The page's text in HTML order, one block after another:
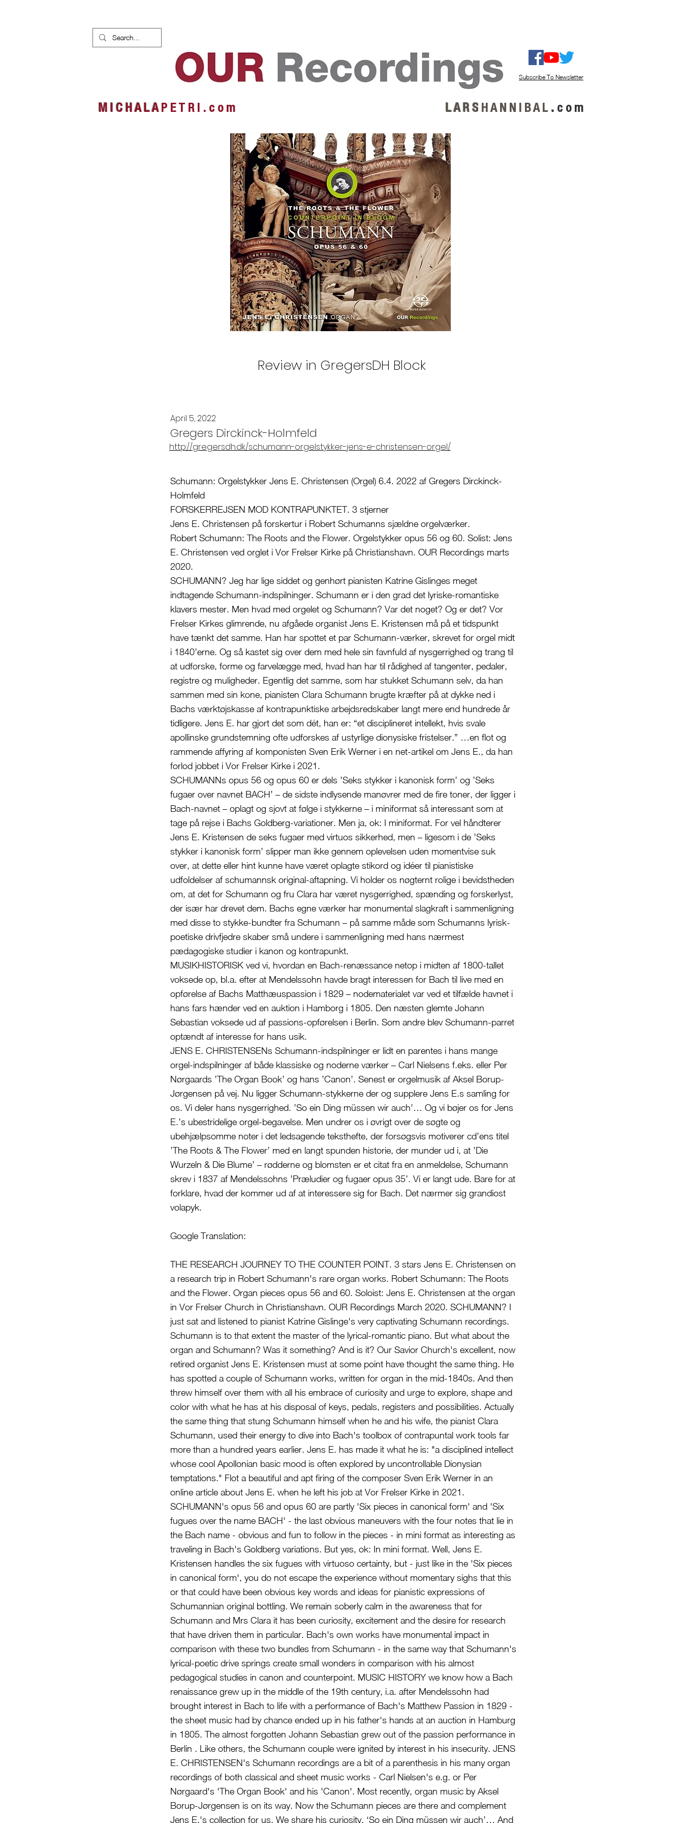
Subscribe To Newsletter
M I C H A L AP E T R I . c o m L A R S H A N N I B A L . c o m
Review in GregersDH Block
April 5, 2022
Gregers Dirckinck-Holmfeld
http://gregersdh.dk/schumann-orgelstykker-jens-e-christensen-orgel/
Schumann: Orgelstykker Jens E. Christensen (Orgel) 6.4. 2022 af Gregers Dirckinck-
Holmfeld
FORSKERREJSEN MOD KONTRAPUNKTET. 3 stjerner
Jens E. Christensen på forskertur i Robert Schumanns sjældne orgelværker.
Robert Schumann: The Roots and the Flower. Orgelstykker opus 56 og 60. Solist: Jens
E. Christensen ved orglet i Vor Frelser Kirke på Christianshavn. OUR Recordings marts
2020.
SCHUMANN? Jeg har lige siddet og genhørt pianisten Katrine Gislinges meget
indtagende Schumann-indspilninger. Schumann er i den grad det lyriske-romantiske
klavers mester. Men hvad med orgelet og Schumann? Var det noget? Og er det? Vor
Frelser Kirkes glimrende, nu afgåede organist Jens E. Kristensen må på et tidspunkt
have tænkt det samme. Han har spottet et par Schumann-værker, skrevet for orgel midt
i 1840’erne. Og så kastet sig over dem med hele sin favnfuld af nysgerrighed og trang til
at udforske, forme og farvelægge med, hvad han har til rådighed af tangenter, pedaler,
registre og muligheder. Egentlig det samme, som har stukket Schumann selv, da han
sammen med sin kone, pianisten Clara Schumann brugte kræfter på at dykke ned i
Bachs værktøjskasse af kontrapunktiske arbejdsredskaber langt mere end hundrede år
tidligere. Jens E. har gjort det som dét, han er: “et disciplineret intellekt, hvis svale
apollinske grundstemning ofte udforskes af ustyrlige dionysiske fristelser.” …en flot og
rammende affyring af komponisten Sven Erik Werner i en net-artikel om Jens E., da han
forlod jobbet i Vor Frelser Kirke i 2021.
SCHUMANNs opus 56 og opus 60 er dels ’Seks stykker i kanonisk form’ og ’Seks
fugaer over navnet BACH’ – de sidste indlysende manøvrer med de fire toner, der ligger i
Bach-navnet – oplagt og sjovt at følge i stykkerne – i miniformat så interessant som at
tage på rejse i Bachs Goldberg-variationer. Men ja, ok: I miniformat. For vel håndterer
Jens E. Kristensen de seks fugaer med virtuos sikkerhed, men – ligesom i de ’Seks
stykker i kanonisk form’ slipper man ikke gennem oplevelsen uden momentvise suk
over, at dette eller hint kunne have været oplagte stikord og idéer til pianistiske
udfoldelser af schumannsk original-aftapning. Vi holder os nøgternt rolige i bevidstheden
om, at det for Schumann og fru Clara har været nysgerrighed, spænding og forskerlyst,
der især har drevet dem. Bachs egne værker har monumental slagkraft i sammenligning
med disse to stykke-bundter fra Schumann – på samme måde som Schumanns lyrisk-
poetiske drivfjedre skaber små undere i sammenligning med hans nærmest
pædagogiske studier i kanon og kontrapunkt.
MUSIKHISTORISK ved vi, hvordan en Bach-renæssance netop i midten af 1800-tallet
voksede op, bl.a. efter at Mendelssohn havde bragt interessen for Bach til live med en
opførelse af Bachs Matthæuspassion i 1829 – nodematerialet var ved et tilfælde havnet i
hans fars hænder ved en auktion i Hamborg i 1805. Den næsten glemte Johann
Sebastian voksede ud af passions-opførelsen i Berlin. Som andre blev Schumann-parret
optændt af interesse for hans usik.
JENS E. CHRISTENSENs Schumann-indspilninger er lidt en parentes i hans mange
orgel-indspilninger af både klassiske og noderne værker – Carl Nielsens f.eks. eller Per
Nørgaards ’The Organ Book’ og hans ’Canon’. Senest er orgelmusik af Aksel Borup-
Jørgensen på vej. Nu ligger Schumann-stykkerne der og supplere Jens E.s samling for
os. Vi deler hans nysgerrighed. ’So ein Ding müssen wir auch’… Og vi bøjer os for Jens
E.’s ubestridelige orgel-begavelse. Men undrer os i øvrigt over de søgte og
ubehjælpsomme noter i det ledsagende teksthefte, der forsøgsvis motiverer cd’ens titel
’The Roots & The Flower’ med en langt spunden historie, der munder ud i, at ’Die
Wurzeln & Die Blume’ – rødderne og blomsten er et citat fra en anmeldelse, Schumann
skrev i 1837 af Mendelssohns ’Præludier og fugaer opus 35’. Vi er langt ude. Bare for at
forklare, hvad der kommer ud af at interessere sig for Bach. Det nærmer sig grandiost
volapyk.
Google Translation:
THE RESEARCH JOURNEY TO THE COUNTER POINT. 3 stars Jens E. Christensen on
a research trip in Robert Schumann's rare organ works. Robert Schumann: The Roots
and the Flower. Organ pieces opus 56 and 60. Soloist: Jens E. Christensen at the organ
in Vor Frelser Church in Christianshavn. OUR Recordings March 2020. SCHUMANN? I
just sat and listened to pianist Katrine Gislinge's very captivating Schumann recordings.
Schumann is to that extent the master of the lyrical-romantic piano. But what about the
organ and Schumann? Was it something? And is it? Our Savior Church's excellent, now
retired organist Jens E. Kristensen must at some point have thought the same thing. He
has spotted a couple of Schumann works, written for organ in the mid-1840s. And then
threw himself over them with all his embrace of curiosity and urge to explore, shape and
color with what he has at his disposal of keys, pedals, registers and possibilities. Actually
the same thing that stung Schumann himself when he and his wife, the pianist Clara
Schumann, used their energy to dive into Bach's toolbox of contrapuntal work tools far
more than a hundred years earlier. Jens E. has made it what he is: "a disciplined intellect
whose cool Apollonian basic mood is often explored by uncontrollable Dionysian
temptations." Flot a beautiful and apt firing of the composer Sven Erik Werner in an
online article about Jens E. when he left his job at Vor Frelser Kirke in 2021.
SCHUMANN's opus 56 and opus 60 are partly 'Six pieces in canonical form' and 'Six
fugues over the name BACH' - the last obvious maneuvers with the four notes that lie in
the Bach name - obvious and fun to follow in the pieces - in mini format as interesting as
traveling in Bach's Goldberg variations. But yes, ok: In mini format. Well, Jens E.
Kristensen handles the six fugues with virtuoso certainty, but - just like in the 'Six pieces
in canonical form', you do not escape the experience without momentary sighs that this
or that could have been obvious key words and ideas for pianistic expressions of
Schumannian original bottling. We remain soberly calm in the awareness that for
Schumann and Mrs Clara it has been curiosity, excitement and the desire for research
that have driven them in particular. Bach's own works have monumental impact in
comparison with these two bundles from Schumann - in the same way that Schumann's
lyrical-poetic drive springs create small wonders in comparison with his almost
pedagogical studies in canon and counterpoint. MUSIC HISTORY we know how a Bach
renaissance grew up in the middle of the 19th century, i.a. after Mendelssohn had
brought interest in Bach to life with a performance of Bach's Matthew Passion in 1829 -
the sheet music had by chance ended up in his father's hands at an auction in Hamburg
in 1805. The almost forgotten Johann Sebastian grew out of the passion performance in
Berlin . Like others, the Schumann couple were ignited by interest in his insecurity. JENS
E. CHRISTENSEN's Schumann recordings are a bit of a parenthesis in his many organ
recordings of both classical and sheet music works - Carl Nielsen's e.g. or Per
Nørgaard's 'The Organ Book' and his 'Canon'. Most recently, organ music by Aksel
Borup-Jørgensen is on its way. Now the Schumann pieces are there and complement
Jens E.'s collection for us. We share his curiosity. ‘So ein Ding müssen wir auch’… And